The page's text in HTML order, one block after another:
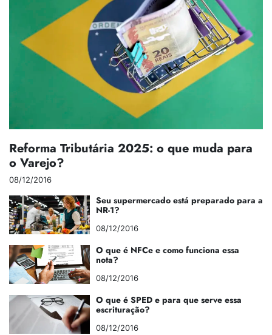
Reforma Tributária 2025: o que muda para
o Varejo?
08/12/2016
Seu supermercado está preparado para a
NR-1?
08/12/2016
O que é NFCe e como funciona essa
nota?
08/12/2016
O que é SPED e para que serve essa
escrituração?
08/12/2016